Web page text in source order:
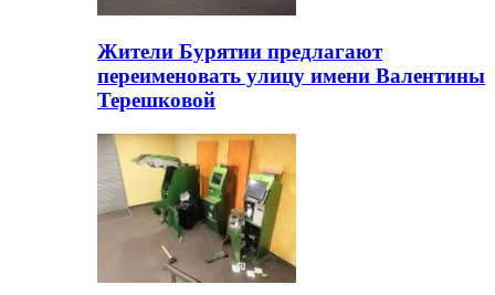
Жители Бурятии предлагают
переименовать улицу имени Валентины
Терешковой